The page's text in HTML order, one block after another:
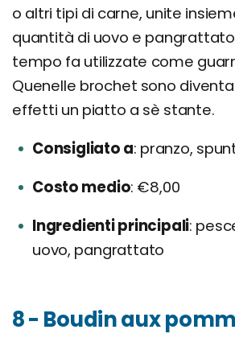
o altri tipi di carne, unite
quantità di uovo e
tempo fa utilizzate come
Quenelle brochet sono
effetti un piatto a sè stante.
Consigliato a pranzo,
Costo medio €8,00
Ingredienti principali
uovo, pangrattato
8 - Boudin aux